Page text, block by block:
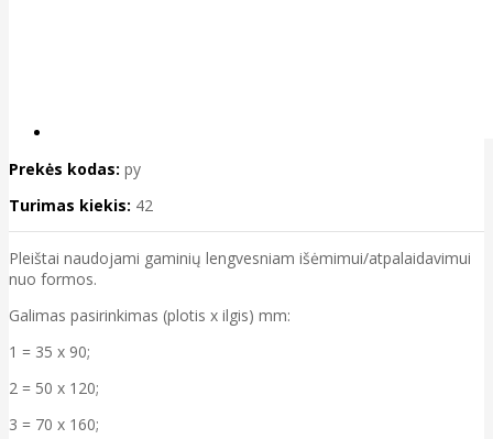
Prekės kodas: py
Turimas kiekis: 42
Pleištai naudojami gaminių lengvesniam išėmimui/atpalaidavimui
nuo formos.
Galimas pasirinkimas (plotis x ilgis) mm:
1 = 35 x 90;
2 = 50 x 120;
3 = 70 x 160;